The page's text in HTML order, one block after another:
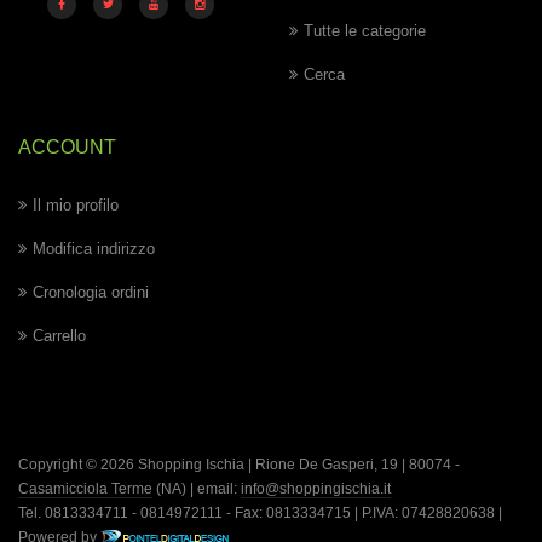
Tutte le categorie
Cerca
ACCOUNT
Il mio profilo
Modifica indirizzo
Cronologia ordini
Carrello
Copyright © 2026 Shopping Ischia | Rione De Gasperi, 19 | 80074 -
Casamicciola Terme (NA) | email: info@shoppingischia.it
Tel. 0813334711 - 0814972111 - Fax: 0813334715 | P.IVA: 07428820638 |
Powered by